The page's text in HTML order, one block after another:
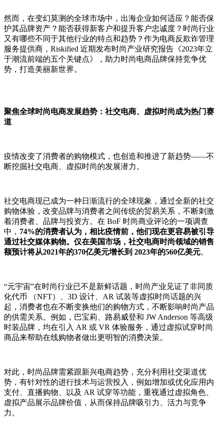
然而，在变幻莫测的全球市场中，出海企业如何适应？能否保
护其品牌资产？能否获得新客户和提升客户忠诚度？时尚行业
又有哪些不同于其他行业的特点和趋势？作为电商反欺诈管理
服务提供商，Riskified 近期发布时尚产业研究报告《2023年立
于潮流前端的五个关键点》，助力时尚电商品牌保持竞争优
势，打造美丽新世界。
聚焦全球时尚电商发展趋势：社交电商、虚拟时尚成为热门赛
道
疫情改变了消费者的购物模式，也创造和推进了新趋势——不
断挖掘社交电商、虚拟时尚的发展潜力。
社交电商现已成为一种日渐流行的全球现象，通过全新的社交
购物体验，改变品牌与消费者之间传统的贸易关系，不断刺激
着消费者、品牌与投资方。在 BoF 时尚商业评论的一项调查
中， 74%的消费者认为，相比疫情前，他们现在更容易被引导
通过社交媒体购物。仅在美国市场，社交电商时尚领域的销售
额预计将从2021年的370亿美元增长到 2023年的560亿美元。
“元宇宙”在时尚行业已不是新鲜话题，时尚产业见证了非同质
化代币 （NFT）、3D 设计、AR 试装等虚拟时尚话题的兴
起，消费者也在不断变换他们的购物方式，不断影响时尚产品
的供需关系。例如，巴宝莉、路易威登和 JW Anderson 等高级
时装品牌，均在引入 AR 或 VR 体验服务，通过虚拟试穿时尚
商品来帮助在线购物者做出更明智的消费决策。
对此，时尚品牌需紧跟新兴电商趋势，充分利用社交渠道优
势，有针对性的进行技术与运营投入，例如增加或优化应用内
支付、直播购物、以及 AR 试穿等功能，重视通过虚拟角色、
虚拟产品展示品牌价值，从而保持品牌吸引力、活力与竞争
力。